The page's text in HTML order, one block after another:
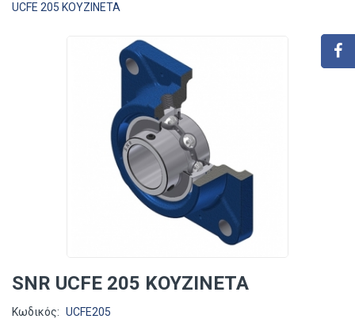
UCFE 205 ΚΟΥΖΙΝΕΤΑ
SNR UCFE 205 ΚΟΥΖΙΝΕΤΑ
Κωδικός: UCFE205